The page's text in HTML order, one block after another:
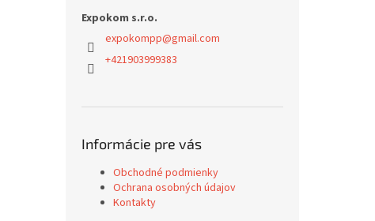
Expokom s.r.o.
expokompp@gmail.com
+421903999383
Informácie pre vás
Obchodné podmienky
Ochrana osobných údajov
Kontakty